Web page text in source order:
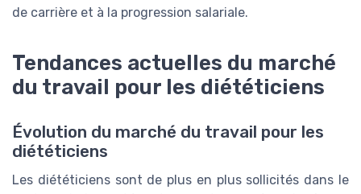
de carrière et à la progression salariale.
Tendances actuelles du marché
du travail pour les diététiciens
Évolution du marché du travail pour les
diététiciens
Les diététiciens sont de plus en plus sollicités dans le